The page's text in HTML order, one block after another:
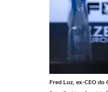
Fred Luz, ex-CEO do